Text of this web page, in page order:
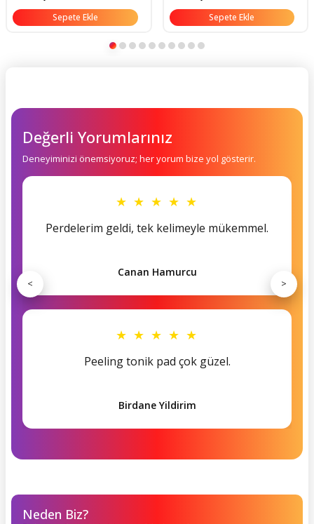
Sepete Ekle Sepete Ekle
Değerli Yorumlarınız
Deneyiminizi önemsiyoruz; her yorum bize yol gösterir.
★ ★ ★ ★ ★
Perdelerim geldi, tek kelimeyle mükemmel.
Canan Hamurcu
★ ★ ★ ★ ★
Peeling tonik pad çok güzel.
Birdane Yildirim
< >
Neden Biz?